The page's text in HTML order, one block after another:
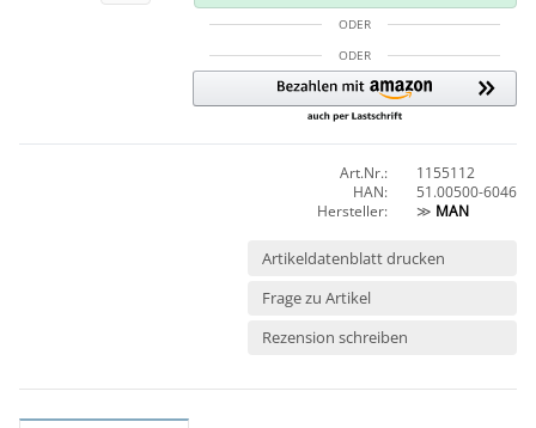
ODER
ODER
Art.Nr.:
1155112
HAN:
51.00500-6046
Hersteller:
≫ MAN
Artikeldatenblatt drucken
Frage zu Artikel
Rezension schreiben